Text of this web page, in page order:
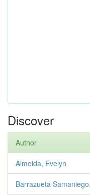
Discover
Author
Almeida, Evelyn
Barrazueta